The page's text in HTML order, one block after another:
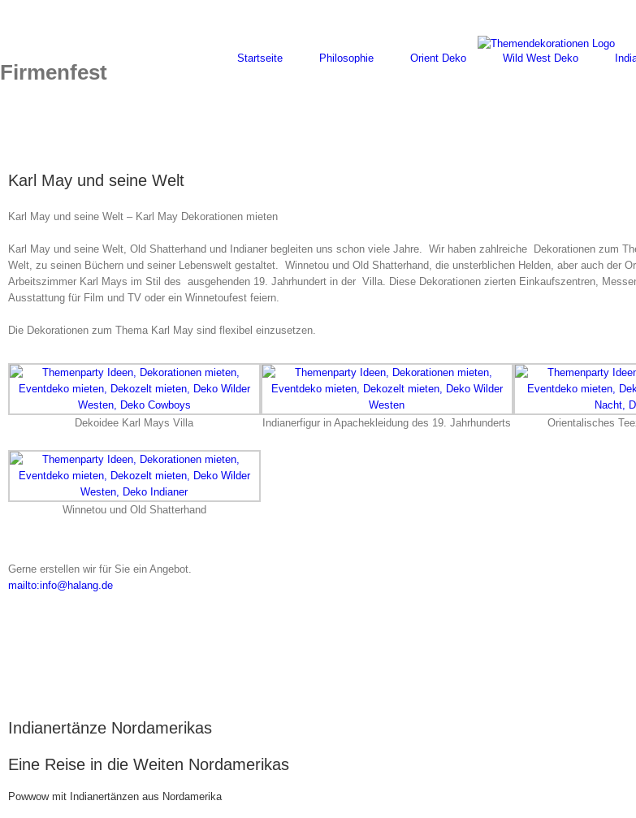
Startseite Philosophie Orient Deko Wild West Deko
Firmenfest
Karl May und seine Welt
Karl May und seine Welt – Karl May Dekorationen mieten
Karl May und seine Welt, Old Shatterhand und Indianer begleiten uns schon viele Jahre. Wir haben zahlreiche Dekorationen zum
Welt, zu seinen Büchern und seiner Lebenswelt gestaltet. Winnetou und Old Shatterhand, die unsterblichen Helden, aber auch der
Arbeitszimmer Karl Mays im Stil des ausgehenden 19. Jahrhundert in der Villa. Diese Dekorationen zierten Einkaufszentren,
Ausstattung für Film und TV oder ein Winnetoufest feiern.
Die Dekorationen zum Thema Karl May sind flexibel einzusetzen.
Dekoidee Karl Mays Villa Indianerfigur in Apachekleidung des 19. Jahrhunderts Orientalisches
Winnetou und Old Shatterhand
Gerne erstellen wir für Sie ein Angebot.
mailto:info@halang.de
Indianertänze Nordamerikas
Eine Reise in die Weiten Nordamerikas
Powwow mit Indianertänzen aus Nordamerika